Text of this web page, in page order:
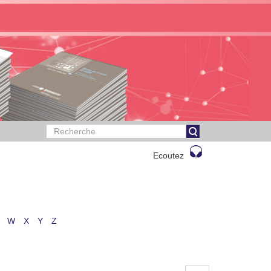
Ecoutez
W X Y Z